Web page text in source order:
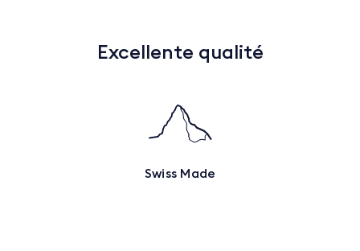
Excellente qualité
Swiss Made